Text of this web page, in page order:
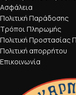
Ασφάλεια
Πολιτική Παράδοσης
Τρόποι Πληρωμής
Πολιτική
Πολιτική απορρήτου
Επικοινωνία